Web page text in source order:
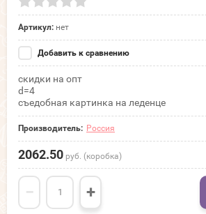
Артикул: нет
Добавить к сравнению
скидки на опт
d=4
съедобная картинка на леденце
Производитель: Россия
2062.50 руб. (коробка)
− +